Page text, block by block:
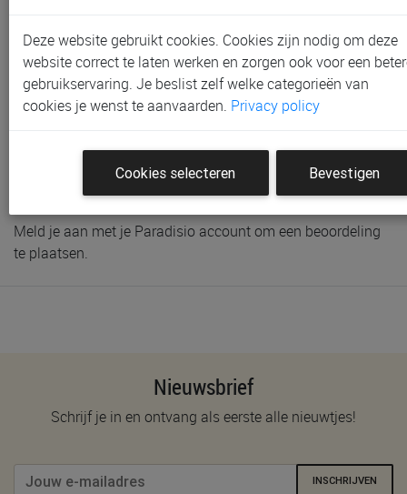
Productinformatie & specificaties
Voorraad bij Paradisio
Klantenbeoordelingen
Meld je aan met je Paradisio account om een beoordeling
te plaatsen.
Nieuwsbrief
Schrijf je in en ontvang als eerste alle nieuwtjes!
INSCHRIJVEN
Deze website gebruikt cookies. Cookies zijn nodig om deze
website correct te laten werken en zorgen ook voor een
gebruikservaring. Je beslist zelf welke categorieën van
cookies je wenst te aanvaarden. Privacy policy
Cookies selecteren Bevestigen